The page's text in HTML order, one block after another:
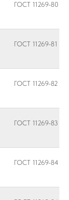
ГОСТ 11269-80
ГОСТ 11269-81
ГОСТ 11269-82
ГОСТ 11269-83
ГОСТ 11269-84